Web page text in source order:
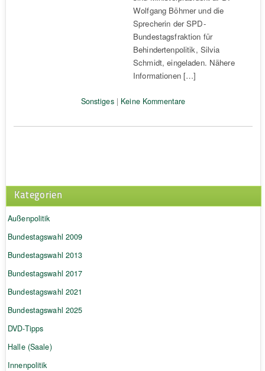
Wolfgang Böhmer und die
Sprecherin der SPD-
Bundestagsfraktion für
Behindertenpolitik, Silvia
Schmidt, eingeladen. Nähere
Informationen […]
Sonstiges| Keine Kommentare
Kategorien
Außenpolitik
Bundestagswahl 2009
Bundestagswahl 2013
Bundestagswahl 2017
Bundestagswahl 2021
Bundestagswahl 2025
DVD-Tipps
Halle (Saale)
Innenpolitik